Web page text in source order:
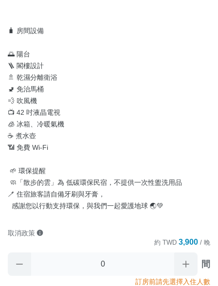
🧳 房間設備
🌅 陽台
🪜 閣樓設計
🚿 乾濕分離衛浴
🚽 免治馬桶
💨 吹風機
📺 42 吋液晶電視
🧊 冰箱、冷暖氣機
☕ 煮水壺
📶 免費 Wi-Fi
🪥 住宿旅客請自備牙刷與牙膏，
  感謝您以行動支持環保，與我們一起愛護地球 🌏💚
取消政策
約 TWD 3,900 / 晚
間
訂房前請先選擇入住人數